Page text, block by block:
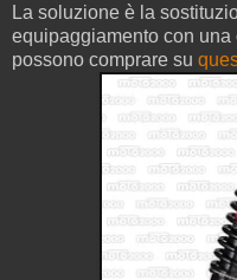
La soluzione è la
equipaggiamento con
possono comprare su